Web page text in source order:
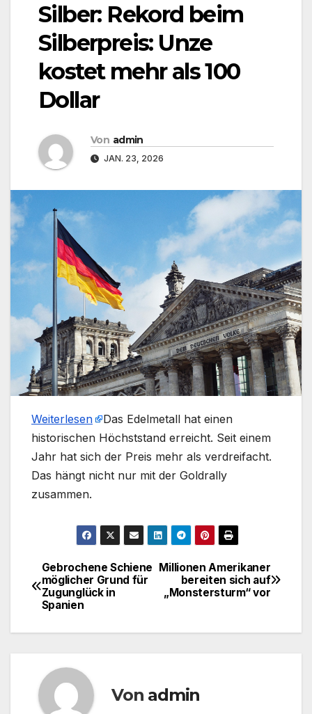
Silber: Rekord beim
Silberpreis: Unze
kostet mehr als 100
Dollar
Von admin
JAN. 23, 2026
Weiterlesen
​Das Edelmetall hat einen
historischen Höchststand erreicht. Seit einem
Jahr hat sich der Preis mehr als verdreifacht.
Das hängt nicht nur mit der Goldrally
zusammen.
Beitragsnavigation
Millionen Amerikaner
bereiten sich auf
„Monstersturm“ vor
Gebrochene Schiene
möglicher Grund für
Zugunglück in
Spanien
Von admin